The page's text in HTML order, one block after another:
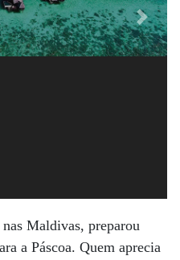
Next
Maldivas, preparou
a Páscoa. Quem aprecia